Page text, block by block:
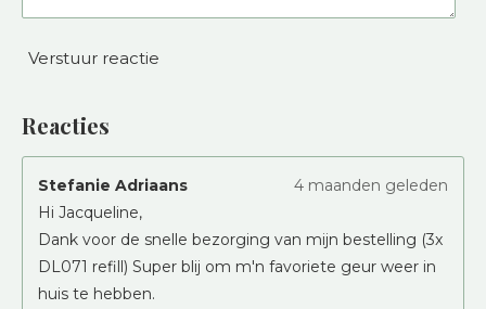
Verstuur reactie
Reacties
Stefanie Adriaans
4 maanden geleden
Hi Jacqueline,
Dank voor de snelle bezorging van mijn bestelling (3x
DL071 refill) Super blij om m'n favoriete geur weer in
huis te hebben.